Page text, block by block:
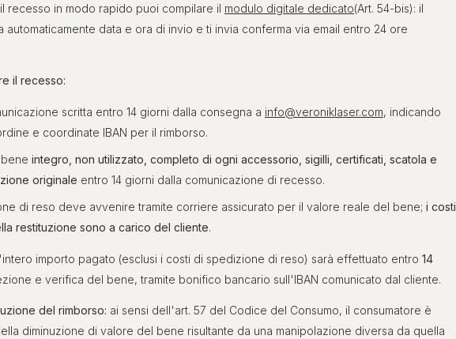
recesso in modo rapido puoi compilare il modulo digitale dedicato(Art. 54-bis): il
automaticamente data e ora di invio e ti invia conferma via email entro 24 ore
il recesso:
scritta entro 14 giorni dalla consegna a info@veroniklaser.com, indicando
e coordinate IBAN per il rimborso.
integro, non utilizzato, completo di ogni accessorio, sigilli, certificati, scatola e
originale entro 14 giorni dalla comunicazione di recesso.
di reso deve avvenire tramite corriere assicurato per il valore reale del bene; i costi
restituzione sono a carico del cliente.
importo pagato (esclusi i costi di spedizione di reso) sarà effettuato entro 14
e verifica del bene, tramite bonifico bancario sull'IBAN comunicato dal cliente.
del rimborso: ai sensi dell'art. 57 del Codice del Consumo, il consumatore è
diminuzione di valore del bene risultante da una manipolazione diversa da quella